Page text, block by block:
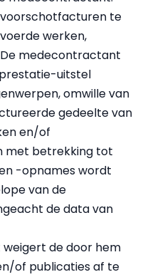
te
werken,
medecontractant
uitstel
omwille van
gedeelte van
en/of
met betrekking tot
-opnames wordt
van de
de data van
de door hem
of publicaties af te